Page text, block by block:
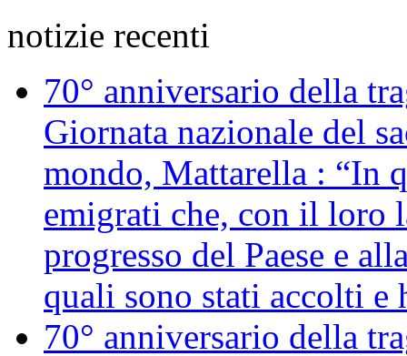
notizie recenti
70° anniversario della
Giornata nazionale del
mondo, Mattarella : “In
emigrati che, con il loro
progresso del Paese e
quali sono stati accolti e
70° anniversario della